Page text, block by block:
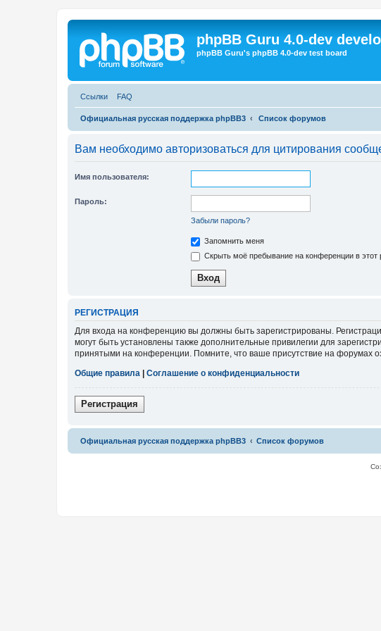
phpBB Guru 4.0-dev
phpBB Guru's phpBB 4.0-dev test board
Ссылки FAQ
Официальная русская поддержка phpBB3 Список форумов
Вам необходимо авторизоваться для цитирования
Имя пользователя:
Пароль:
Забыли пароль?
Запомнить меня
Скрыть моё пребывание на конференции в этот
РЕГИСТРАЦИЯ
Для входа на конференцию вы должны быть зарегистрированы.
могут быть установлены также дополнительные привилегии для
принятыми на конференции. Помните, что ваше присутствие на форумах
Общие правила
Соглашение о конфиденциальности
Регистрация
Официальная русская поддержка phpBB3 Список форумов
Связаться с